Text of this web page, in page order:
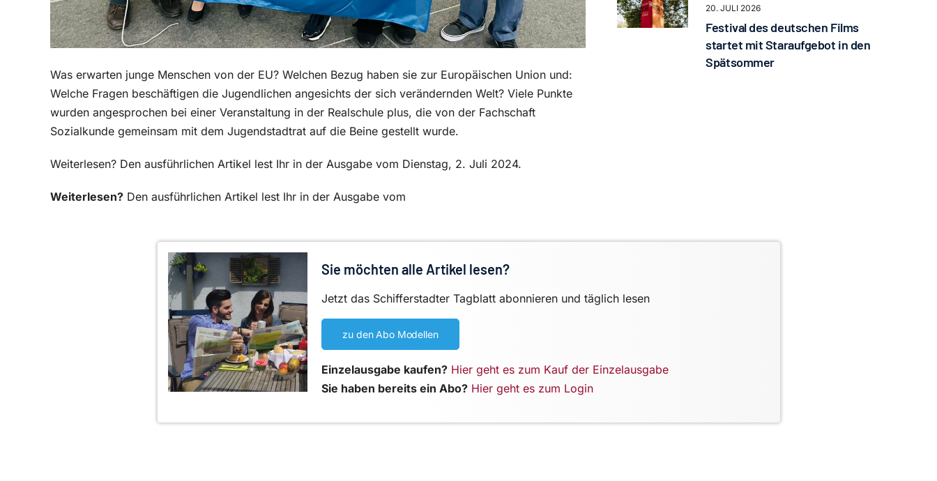
Was erwarten junge Menschen von der EU? Welchen Bezug haben sie zur Europäischen Union und:
Welche Fragen beschäftigen die Jugendlichen angesichts der sich verändernden Welt? Viele Punkte
wurden angesprochen bei einer Veranstaltung in der Realschule plus, die von der Fachschaft
Sozialkunde gemeinsam mit dem Jugendstadtrat auf die Beine gestellt wurde.
Weiterlesen? Den ausführlichen Artikel lest Ihr in der Ausgabe vom Dienstag, 2. Juli 2024.
Weiterlesen? Den ausführlichen Artikel lest Ihr in der Ausgabe vom
20. JULI 2026
Festival des deutschen Films
startet mit Staraufgebot in den
Spätsommer
Sie möchten alle Artikel lesen?
Jetzt das Schifferstadter Tagblatt abonnieren und täglich lesen
zu den Abo Modellen
Einzelausgabe kaufen? Hier geht es zum Kauf der Einzelausgabe
Sie haben bereits ein Abo? Hier geht es zum Login